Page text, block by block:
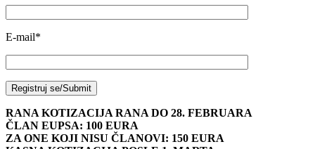
E-mail*
RANA KOTIZACIJA RANA DO 28. FEBRUARA
ČLAN EUPSA: 100 EURA
ZA ONE KOJI NISU ČLANOVI: 150 EURA